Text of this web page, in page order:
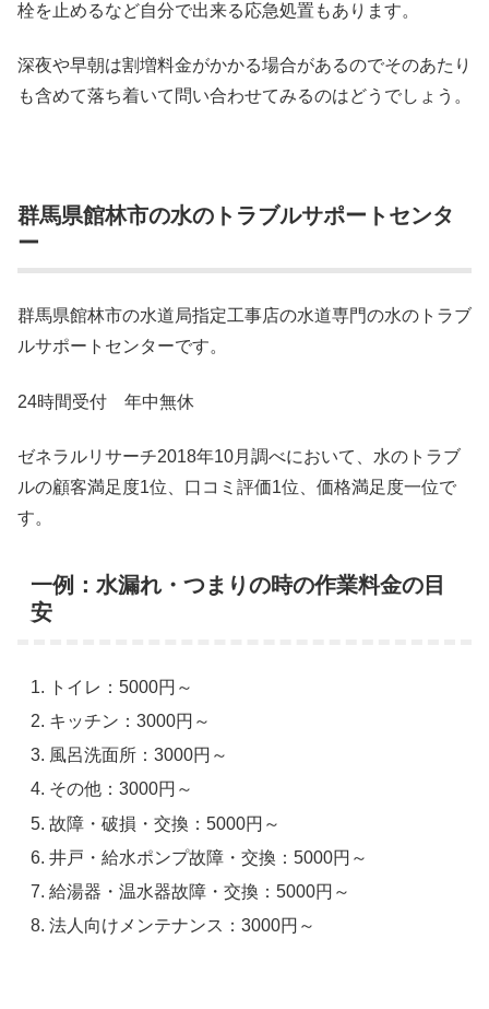
栓を止めるなど自分で出来る応急処置もあります。
深夜や早朝は割増料金がかかる場合があるのでそのあたり
も含めて落ち着いて問い合わせてみるのはどうでしょう。
群馬県館林市の水のトラブルサポートセンタ
ー
群馬県館林市の水道局指定工事店の水道専門の水のトラブ
ルサポートセンターです。
24時間受付 年中無休
ゼネラルリサーチ2018年10月調べにおいて、水のトラブ
ルの顧客満足度1位、口コミ評価1位、価格満足度一位で
す。
一例：水漏れ・つまりの時の作業料金の目
安
トイレ：5000円～
キッチン：3000円～
風呂洗面所：3000円～
その他：3000円～
故障・破損・交換：5000円～
井戸・給水ポンプ故障・交換：5000円～
給湯器・温水器故障・交換：5000円～
法人向けメンテナンス：3000円～